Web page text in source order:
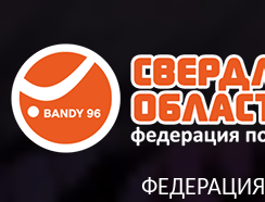
ФЕДЕРАЦИЯ